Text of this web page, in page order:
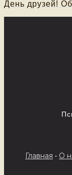
День друзей!
Главная • О